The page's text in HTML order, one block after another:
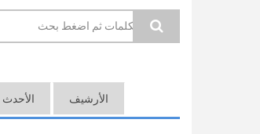
استمارة البحث
الأحدث الأرشيف